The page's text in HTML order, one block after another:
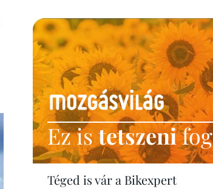
Ez istetszenifog
Téged is vár a Bikexpert